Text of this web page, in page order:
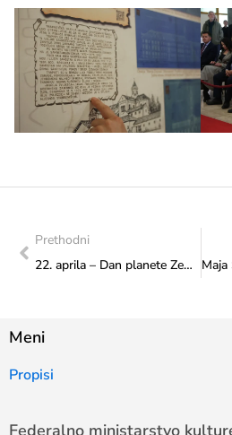
Prethodni
22. aprila – Dan planete Zemlje
Meni
Propisi
Federalno ministarstvo